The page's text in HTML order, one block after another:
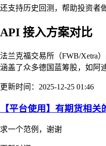
还支持历史回测，帮助投资者
API 接入方案对比
法兰克福交易所（FWB/Xetra
涵盖了众多德国蓝筹股，如阿
更新时间：2025-12-25 01:46
【平台使用】有期货相关
求一个范例，谢谢